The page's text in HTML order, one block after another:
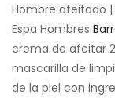
Hombre afeitado
Espa Hombres
crema de afeitar
mascarilla de
de la piel con